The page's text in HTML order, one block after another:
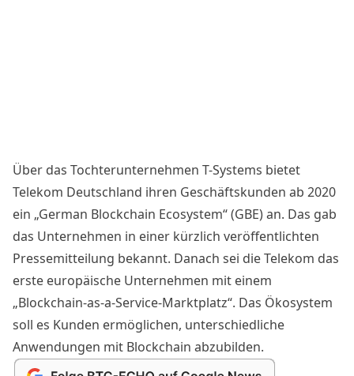
Über das Tochterunternehmen T-Systems bietet
Telekom Deutschland ihren Geschäftskunden ab 2020
ein „German Blockchain Ecosystem“ (GBE) an. Das gab
das Unternehmen in einer kürzlich veröffentlichten
Pressemitteilung bekannt. Danach sei dieTelekom das
erste europäische Unternehmen mit einem
„Blockchain-as-a-Service-Marktplatz“. Das Ökosystem
soll es Kunden ermöglichen, unterschiedliche
Anwendungen mit Blockchain abzubilden.